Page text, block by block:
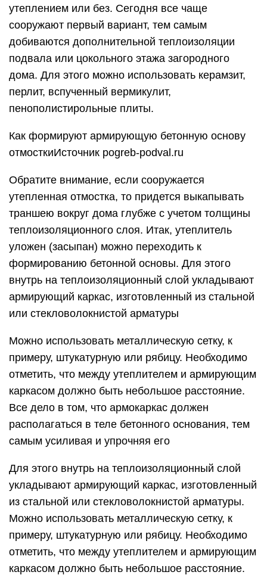
утеплением или без. Сегодня все чаще
сооружают первый вариант, тем самым
добиваются дополнительной теплоизоляции
подвала или цокольного этажа загородного
дома. Для этого можно использовать керамзит,
перлит, вспученный вермикулит,
пенополистирольные плиты.
Как формируют армирующую бетонную основу
отмосткиИсточник pogreb-podval.ru
Обратите внимание, если сооружается
утепленная отмостка, то придется выкапывать
траншею вокруг дома глубже с учетом толщины
теплоизоляционного слоя. Итак, утеплитель
уложен (засыпан) можно переходить к
формированию бетонной основы. Для этого
внутрь на теплоизоляционный слой укладывают
армирующий каркас, изготовленный из стальной
или стекловолокнистой арматуры
Можно использовать металлическую сетку, к
примеру, штукатурную или рябицу. Необходимо
отметить, что между утеплителем и армирующим
каркасом должно быть небольшое расстояние.
Все дело в том, что армокаркас должен
располагаться в теле бетонного основания, тем
самым усиливая и упрочняя его
Для этого внутрь на теплоизоляционный слой
укладывают армирующий каркас, изготовленный
из стальной или стекловолокнистой арматуры.
Можно использовать металлическую сетку, к
примеру, штукатурную или рябицу. Необходимо
отметить, что между утеплителем и армирующим
каркасом должно быть небольшое расстояние.